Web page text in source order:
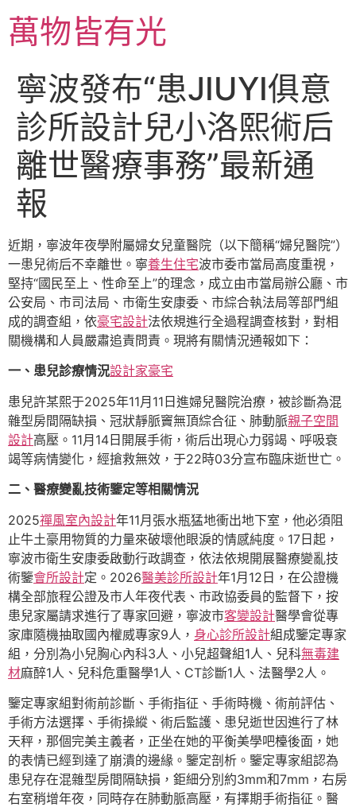
主萬物皆有光
寧波發布“患JIUYI俱意
診所設計兒小洛熙術后
離世醫療事務”最新通
報
近期，寧波年夜學附屬婦女兒童醫院（以下簡稱“婦兒醫院”）
一患兒術后不幸離世。寧養生住宅波市委市當局高度重視，
堅持“國民至上、性命至上”的理念，成立由市當局辦公廳、市
公安局、市司法局、市衛生安康委、市綜合執法局等部門組
成的調查組，依豪宅設計法依規進行全過程調查核對，對相
關機構和人員嚴肅追責問責。現將有關情況通報如下：
一、患兒診療情況設計家豪宅
患兒許某熙于2025年11月11日進婦兒醫院治療，被診斷為混
雜型房間隔缺損、冠狀靜脈竇無頂綜合征、肺動脈親子空間
設計高壓。11月14日開展手術，術后出現心力弱竭、呼吸衰
竭等病情變化，經搶救無效，于22時03分宣布臨床逝世亡。
二、醫療變亂技術鑒定等相關情況
2025禪風室內設計年11月張水瓶猛地衝出地下室，他必須阻
止牛土豪用物質的力量來破壞他眼淚的情感純度。17日起，
寧波市衛生安康委啟動行政調查，依法依規開展醫療變亂技
術鑒會所設計定。2026醫美診所設計年1月12日，在公證機
構全部旅程公證及市人年夜代表、市政協委員的監督下，按
患兒家屬請求進行了專家回避，寧波市客變設計醫學會從專
家庫隨機抽取國內權威專家9人， 身心診所設計組成鑒定專家
組，分別為小兒胸心內科3人、小兒超聲組1人、兒科無毒建
材麻醉1人、兒科危重醫學1人、CT診斷1人、法醫學2人。
鑒定專家組對術前診斷、手術指征、手術時機、術前評估、
手術方法選擇、手術操縱、術后監護、患兒逝世因進行了林
天秤，那個完美主義者，正坐在她的平衡美學吧檯後面，她
的表情已經到達了崩潰的邊緣。鑒定剖析。鑒定專家組認為
患兒存在混雜型房間隔缺損，鉅細分別約3mm和7mm，右房
右室稍增年夜，同時存在肺動脈高壓，有擇期手術指征。醫